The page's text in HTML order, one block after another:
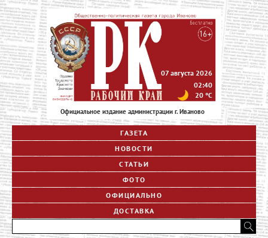
Официальное издание администрации г. Иваново
07 августа 2026
02:40
20 °C
ГАЗЕТА
НОВОСТИ
СТАТЬИ
ФОТО
ОФИЦИАЛЬНО
ДОСТАВКА